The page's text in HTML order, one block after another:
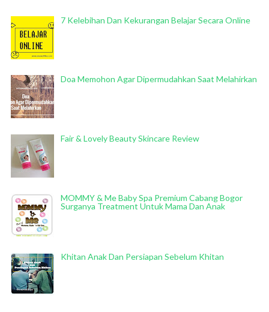
7 Kelebihan Dan Kekurangan Belajar Secara Online
Doa Memohon Agar Dipermudahkan Saat Melahirkan
Fair & Lovely Beauty Skincare Review
MOMMY & Me Baby Spa Premium Cabang Bogor
Surganya Treatment Untuk Mama Dan Anak
Khitan Anak Dan Persiapan Sebelum Khitan